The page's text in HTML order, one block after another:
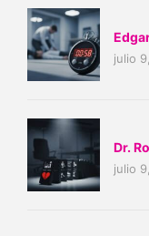
julio
Dr.
julio